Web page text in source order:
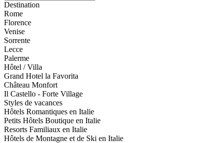
Destination
Rome
Florence
Venise
Sorrente
Lecce
Palerme
Hôtel / Villa
Grand Hotel la Favorita
Château Monfort
Il Castello - Forte Village
Styles de vacances
Hôtels Romantiques en Italie
Petits Hôtels Boutique en Italie
Resorts Familiaux en Italie
Hôtels de Montagne et de Ski en Italie